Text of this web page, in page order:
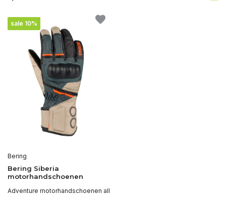
sale 10%
Bering
Bering Siberia
motorhandschoenen
Adventure motorhandschoenen all